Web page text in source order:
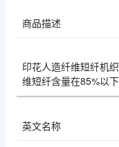
商品描述
印花人造纤维短纤机
维短纤含量在85%以
英文名称